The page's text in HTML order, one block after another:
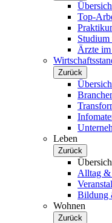
Top-
Ärzte
Zurück
Leben
Zurück
Alltag &
Bildung
Wohnen
Zurück